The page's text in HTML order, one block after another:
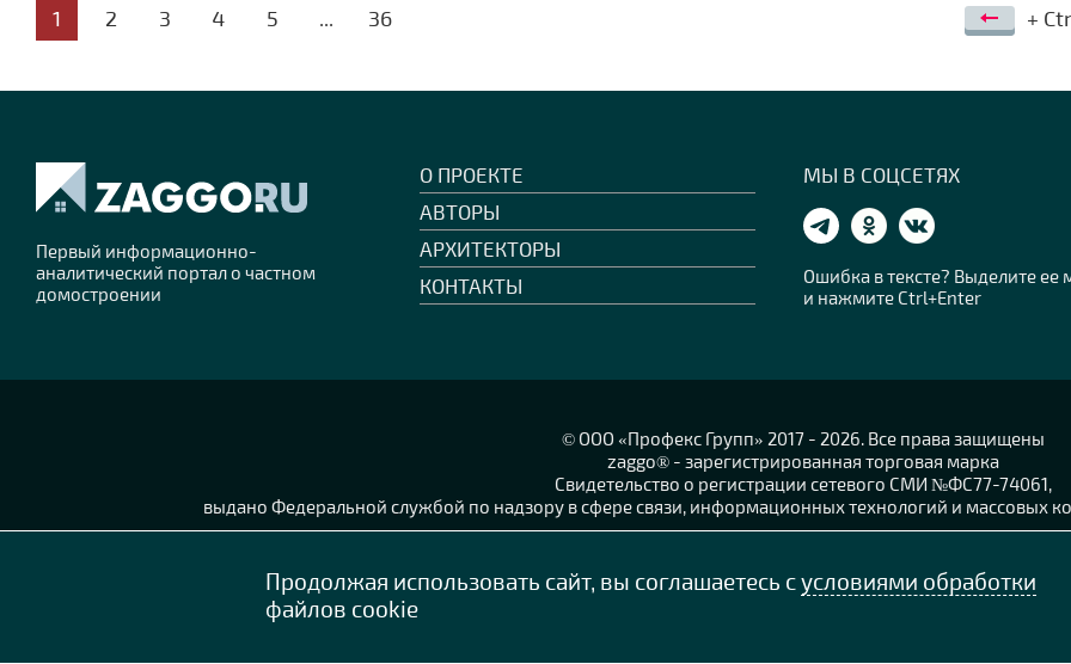
1 2 3 4 5 ... 36 +
Первый информационно-
аналитический портал о частном
домостроении
О ПРОЕКТЕ
АВТОРЫ
АРХИТЕКТОРЫ
КОНТАКТЫ
МЫ В СОЦСЕТЯХ
Ошибка в тексте? Выделите
и нажмите Ctrl+Enter
© OOO «Профекс Групп» 2017 - 2026. Все права защищены
zaggo® - зарегистрированная торговая марка
Свидетельство о регистрации сетевого СМИ №ФС77-74061,
выдано Федеральной службой по надзору в сфере связи, информационных технологий и массовых
Политика конфиденциальности персональных данных
Продолжая использовать сайт, вы соглашаетесь сусловиями обработки
файлов cookie